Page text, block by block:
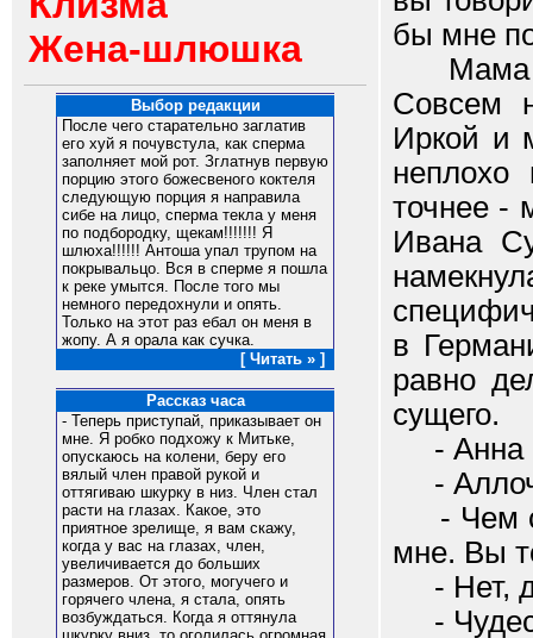
Жена-шлюшка
Выбор редакции
После чего старательно заглатив
его хуй я почувстула, как сперма
заполняет мой рот. Зглатнув первую
порцию этого божесвеного коктеля
следующую порция я направила
сибе на лицо, сперма текла у меня
по подбородку, щекам!!!!!!! Я
шлюха!!!!!! Антоша упал трупом на
покрывальцо. Вся в сперме я пошла
к реке умытся. После того мы
немного передохнули и опять.
Только на этот раз ебал он меня в
жопу. А я орала как сучка.
[ Читать » ]
Рассказ часа
- Теперь приступай, приказывает он
мне. Я робко подхожу к Митьке,
опускаюсь на колени, беру его
вялый член правой рукой и
оттягиваю шкурку в низ. Член стал
расти на глазах. Какое, это
приятное зрелище, я вам скажу,
когда у вас на глазах, член,
увеличивается до больших
размеров. От этого, могучего и
горячего члена, я стала, опять
возбуждаться. Когда я оттянула
бы мне
Мама
Совсем
Иркой и
неплохо
точнее -
Ивана
в
равно
сущего.
- Анна
-
- Чем
мне. Вы
- Нет,
-